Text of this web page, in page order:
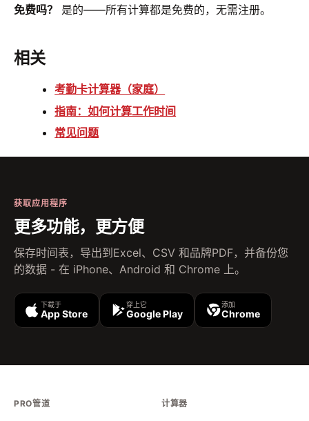
免费吗？
是的——所有计算都是免费的，无需注册。
相关
考勤卡计算器（家庭）
指南：如何计算工作时间
常见问题
获取应用程序
更多功能，更方便
保存时间表，导出到Excel、CSV 和品牌PDF，并备份您
的数据 - 在 iPhone、Android 和 Chrome 上。
下载于
App Store
穿上它
Google Play
添加
Chrome
PRO管道 计算器